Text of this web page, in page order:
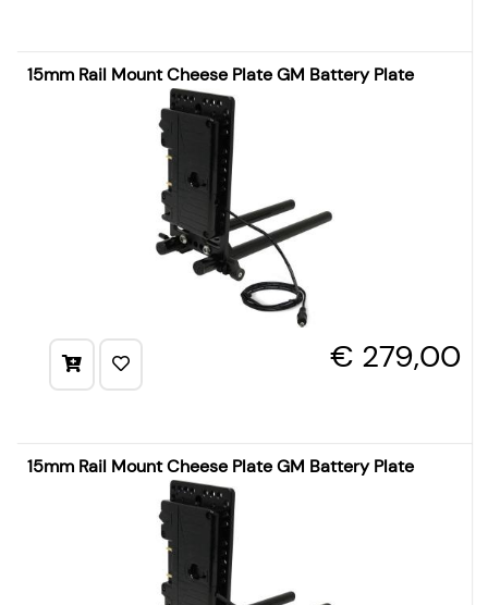
15mm Rail Mount Cheese Plate GM Battery Plate
€ 279,00
15mm Rail Mount Cheese Plate GM Battery Plate